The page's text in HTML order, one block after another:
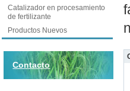
Catalizador en procesamiento
de fertilizante
Productos Nuevos
Contacto